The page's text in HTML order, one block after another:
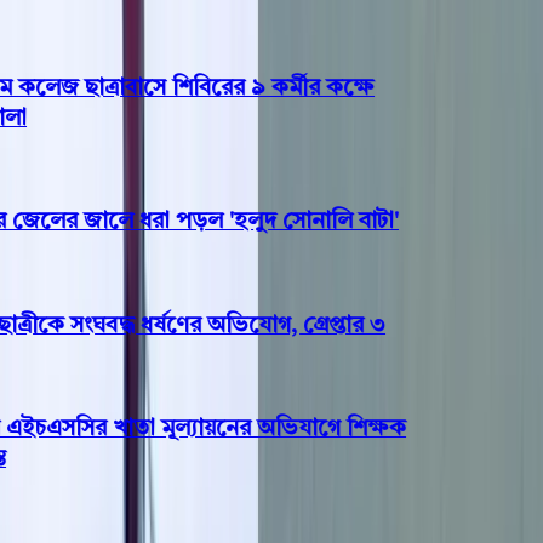
ছাত্রাবাসে শিবিরের ৯ কর্মীর কক্ষে
জালে ধরা পড়ল 'হলুদ সোনালি বাটা'
সংঘবদ্ধ ধর্ষণের অভিযোগ, গ্রেপ্তার ৩
খাতা মূল্যায়নের অভিযাগে শিক্ষক